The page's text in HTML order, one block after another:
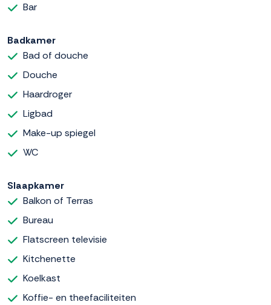
Bar
Badkamer
Bad of douche
Douche
Haardroger
Ligbad
Make-up spiegel
WC
Slaapkamer
Balkon of Terras
Bureau
Flatscreen televisie
Kitchenette
Koelkast
Koffie- en theefaciliteiten